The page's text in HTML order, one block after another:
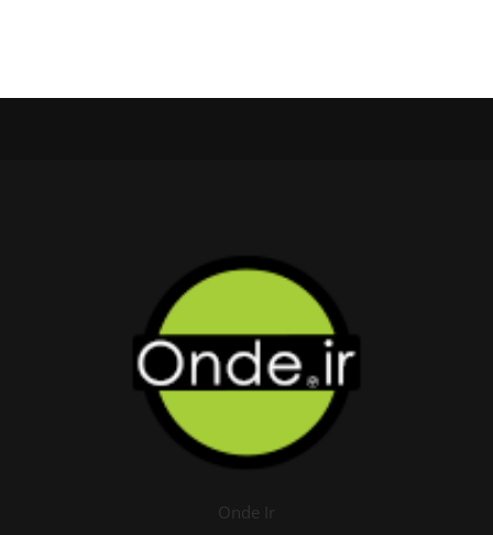
Onde Ir